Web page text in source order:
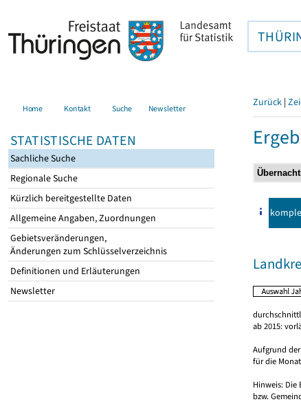
Home Kontakt Suche Newsletter
STATISTISCHE DATEN
Sachliche Suche
Regionale Suche
Kürzlich bereitgestellte Daten
Allgemeine Angaben, Zuordnungen
Gebietsveränderungen,
Änderungen zum Schlüsselverzeichnis
Definitionen und Erläuterungen
Newsletter
Zurück |
ab 2015:
Aufgrund
für die
Hinweis:
bzw.